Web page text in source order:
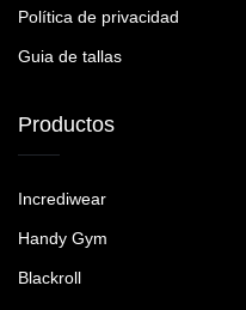
Política de privacidad
Guia de tallas
Productos
Incrediwear
Handy Gym
Blackroll